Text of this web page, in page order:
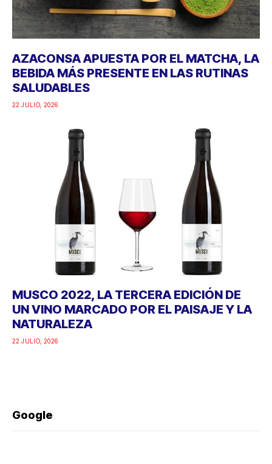
AZACONSA APUESTA POR EL MATCHA, LA
BEBIDA MÁS PRESENTE EN LAS RUTINAS
SALUDABLES
22 JULIO, 2026
MUSCO 2022, LA TERCERA EDICIÓN DE
UN VINO MARCADO POR EL PAISAJE Y LA
NATURALEZA
22 JULIO, 2026
Google